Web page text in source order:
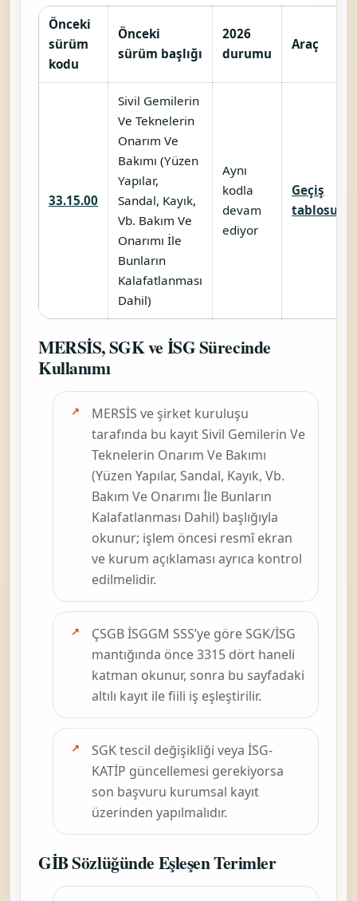
Önceki
sürüm
kodu
Önceki
sürüm başlığı
2026
durumu
Araç
33.15.00
Sivil Gemilerin
Ve Teknelerin
Onarım Ve
Bakımı (Yüzen
Yapılar,
Sandal, Kayık,
Vb. Bakım Ve
Onarımı İle
Bunların
Kalafatlanması
Dahil)
Aynı
kodla
devam
ediyor
Geçiş
tablosu
MERSİS, SGK ve İSG Sürecinde
Kullanımı
MERSİS ve şirket kuruluşu
tarafında bu kayıtSivil Gemilerin Ve
Teknelerin Onarım Ve Bakımı
(Yüzen Yapılar, Sandal, Kayık, Vb.
Bakım Ve Onarımı İle Bunların
Kalafatlanması Dahil) başlığıyla
okunur; işlem öncesi resmî ekran
ve kurum açıklaması ayrıca kontrol
edilmelidir.
ÇSGB İSGGM SSS’ye göre SGK/İSG
mantığında önce3315 dört haneli
katman okunur, sonra bu sayfadaki
altılı kayıt ile fiili iş eşleştirilir.
SGK tescil değişikliği veya İSG-
KATİP güncellemesi gerekiyorsa
son başvuru kurumsal kayıt
üzerinden yapılmalıdır.
GİB Sözlüğünde Eşleşen Terimler